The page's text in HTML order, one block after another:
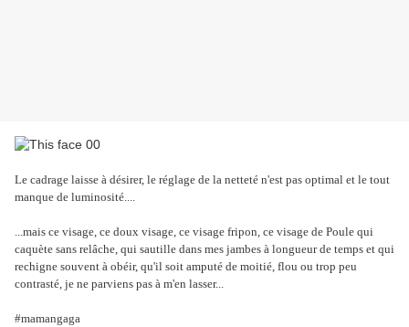
Le cadrage laisse à désirer, le réglage de la netteté n'est pas optimal et le tout
manque de luminosité....
...mais ce visage, ce doux visage, ce visage fripon, ce visage de Poule qui
caquète sans relâche, qui sautille dans mes jambes à longueur de temps et qui
rechigne souvent à obéir, qu'il soit amputé de moitié, flou ou trop peu
contrasté, je ne parviens pas à m'en lasser...
#mamangaga